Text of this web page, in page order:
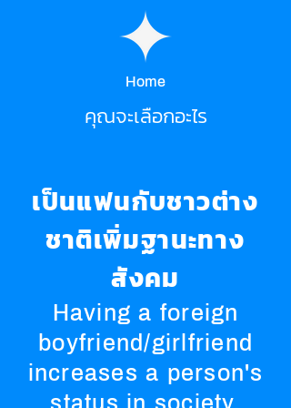
Home
คุณจะเลือกอะไร
เป็นแฟนกับชาวต่าง
ชาติเพิ่มฐานะทาง
สังคม
Having a foreign
boyfriend/girlfriend
increases a person's
status in society.